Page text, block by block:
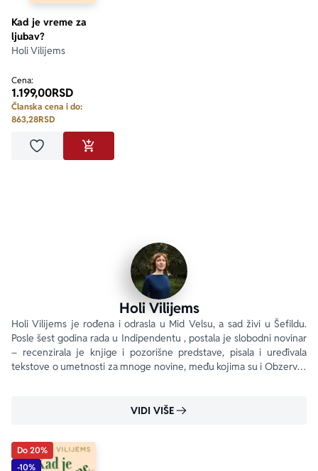
Kad je vreme za
ljubav?
Holi Vilijems
Cena:
1.199,00RSD
Članska cena i do:
863,28RSD
Dodaj u omiljeneDODAJ U KORPU
Holi Vilijems
Holi Vilijems je rođena i odrasla u Mid Velsu, a sad živi u Šefildu.
Posle šest godina rada u Indipendentu , postala je slobodni novinar
– recenzirala je knjige i pozorišne predstave, pisala i uređivala
tekstove o umetnosti za mnoge novine, među kojima su i Obzerver
VIDI VIŠE
Do 20%
-10%